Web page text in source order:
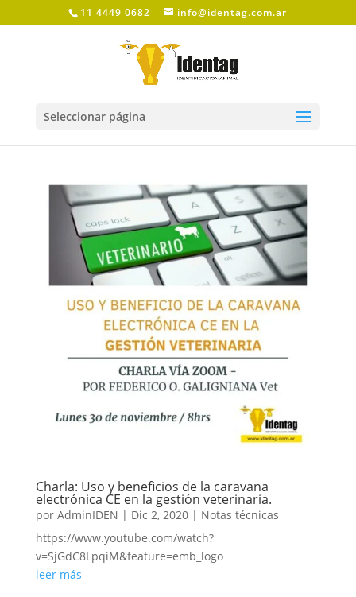
11 4449 0682 info@identag.com.ar
Seleccionar página
Charla: Uso y beneficios de la caravana
electrónica CE en la gestión veterinaria.
por AdminIDEN | Dic 2, 2020| Notas técnicas
https://www.youtube.com/watch?
v=SjGdC8LpqiM&feature=emb_logo
leer más